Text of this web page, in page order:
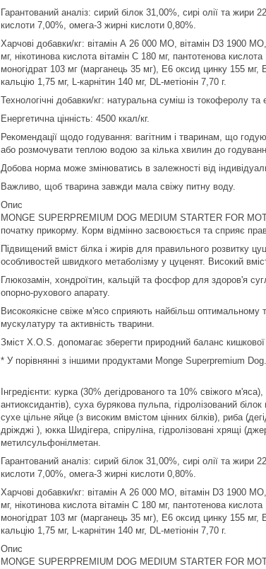
Гарантований аналіз: сирий білок 31,00%, сирі олії та
кислоти 7,00%, омега-3 жирні кислоти 0,80%.
Харчові добавки/кг: вітамін А 26 000 МО, вітамін D3 1900 МО,
мг, нікотинова кислота вітамін С 180 мг, пантотенова
моногідрат 103 мг (марганець 35 мг), Е6 оксид цинку 155
кальцію 1,75 мг, L-карнітин 140 мг, DL-метіонін 7,70 г.
Технологічні добавки/кг: натуральна суміш із токоферолу та
Енергетична цінність: 4500 ккал/кг.
Рекомендації щодо годування: вагітним і тваринам, що
або розмочувати теплою водою за кілька хвилин до
Добова норма може змінюватись в залежності від
Важливо, щоб тварина завжди мала свіжу питну воду.
Опис
MONGE SUPERPREMIUM DOG MEDIUM STARTER FOR
початку прикорму. Корм відмінно засвоюється та сприяє
Підвищений вміст білка і жирів для правильного розвитку
особливостей швидкого метаболізму у цуценят. Високий
Глюкозамін, хондроїтин, кальцій та фосфор для здоров'я
опорно-рухового апарату.
Високоякісне свіже м'ясо сприяють найбільш
мускулатуру та активність тварини.
Зміст X.O.S. допомагає зберегти природний баланс
* У порівнянні з іншими продуктами Monge Superpremium Dog.
Інгредієнти: курка (30% дегідрованого та 10% свіжого
антиоксидантів), суха бурякова пульпа, гідролізований
сухе цільне яйце (з високим вмістом цінних білків), риба
дріжджі ), юкка Шидігера, спіруліна, гідролізовані хрящі
метилсульфонілметан.
Гарантований аналіз: сирий білок 31,00%, сирі олії та
кислоти 7,00%, омега-3 жирні кислоти 0,80%.
Харчові добавки/кг: вітамін А 26 000 МО, вітамін D3 1900 МО,
мг, нікотинова кислота вітамін С 180 мг, пантотенова
моногідрат 103 мг (марганець 35 мг), Е6 оксид цинку 155
кальцію 1,75 мг, L-карнітин 140 мг, DL-метіонін 7,70 г.
Опис
MONGE SUPERPREMIUM DOG MEDIUM STARTER FOR